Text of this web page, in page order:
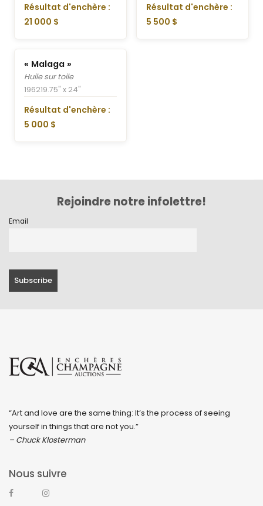
Résultat d'enchère :
21 000 $
Résultat d'enchère :
5 500 $
« Malaga »
Huile sur toile
196219.75" x 24"
Résultat d'enchère :
5 000 $
Rejoindre notre infolettre!
Email
“Art and love are the same thing: It’s the process of seeing
yourself in things that are not you.”
– Chuck Klosterman
Nous suivre